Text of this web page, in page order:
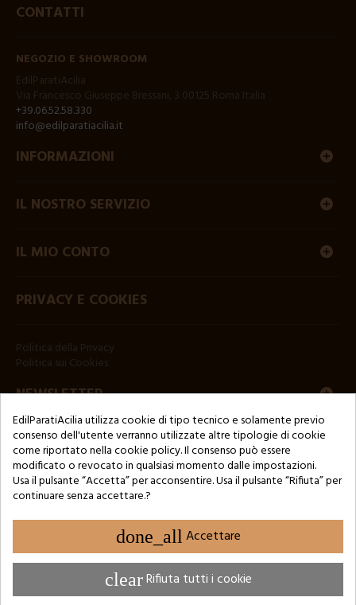
CONTATTI
NEGOZIO E SHOWROOM
+39.06.52.58.330
info@edilparatiacilia.it
INFORMAZIONI
IL NOSTRO SERVIZIO
IL MIO CONTO
PRIVACY E COOKIES
NEWSLETTER
Copyright © 2024 by 3Enne s.r.l.s. P.IVA/C.F.: 13466181008
Numero di iscrizione REA: RM-1449325 - Registro delle Imprese di
Roma
Website Developed by M.Borzacchini - TestSide
EdilParatiAcilia utilizza cookie di tipo tecnico e solamente previo
consenso dell'utente verranno utilizzate altre tipologie di cookie
come riportato nella cookie policy. Il consenso può essere
modificato o revocato in qualsiasi momento dalle impostazioni.
Usa il pulsante “Accetta” per acconsentire. Usa il pulsante “Rifiuta” per
continuare senza accettare.?
done_all Accettare
clearRifiuta tutti i cookie